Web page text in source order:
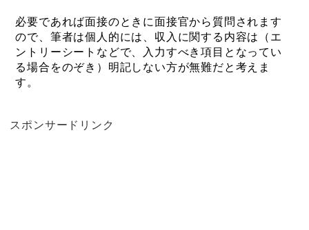
必要であれば面接のときに面接官から質問されます
ので、筆者は個人的には、収入に関する内容は（エ
ントリーシートなどで、入力すべき項目となってい
る場合をのぞき）明記しない方が無難だと考えま
す。
スポンサードリンク